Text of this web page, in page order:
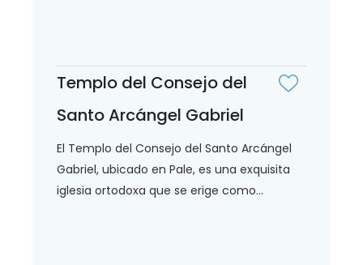
Templo del Consejo del
Santo Arcángel Gabriel
El Templo del Consejo del Santo Arcángel
Gabriel, ubicado en Pale, es una exquisita
iglesia ortodoxa que se erige como...